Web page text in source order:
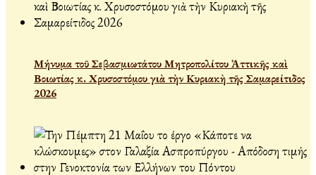
Μήνυμα τοῦ Σεβασμιωτάτου Μητροπολίτου Ἀττικῆς καὶ
Βοιωτίας κ. Χρυσοστόμου γιὰ τὴν Κυριακὴ τῆς Σαμαρείτιδος
2026